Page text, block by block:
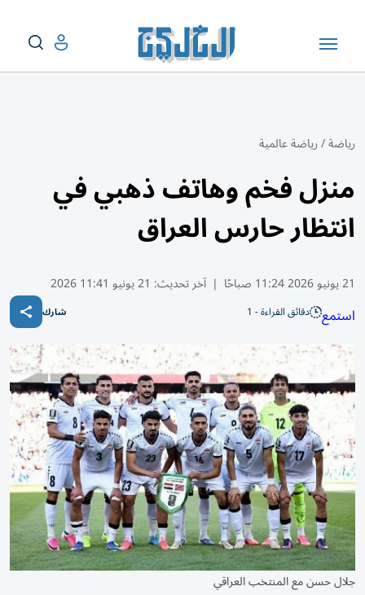
رياضة/رياضة عالمية
منزل فخم وهاتف ذهبي في
انتظار حارس العراق
21 يونيو 2026 11:24 صباحًا | آخر تحديث: 21 يونيو 11:41 2026
استمع دقائق القراءة - 1 شارك
جلال حسن مع المنتخب العراقي